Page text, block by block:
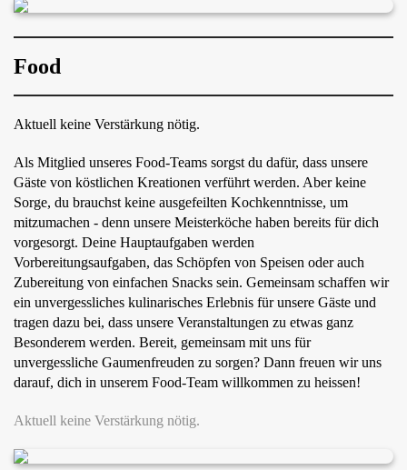
Food
Aktuell keine Verstärkung nötig.
Als Mitglied unseres Food-Teams sorgst du dafür, dass unsere
Gäste von köstlichen Kreationen verführt werden. Aber keine
Sorge, du brauchst keine ausgefeilten Kochkenntnisse, um
mitzumachen - denn unsere Meisterköche haben bereits für dich
vorgesorgt. Deine Hauptaufgaben werden
Vorbereitungsaufgaben, das Schöpfen von Speisen oder auch
Zubereitung von einfachen Snacks sein. Gemeinsam schaffen wir
ein unvergessliches kulinarisches Erlebnis für unsere Gäste und
tragen dazu bei, dass unsere Veranstaltungen zu etwas ganz
Besonderem werden. Bereit, gemeinsam mit uns für
unvergessliche Gaumenfreuden zu sorgen? Dann freuen wir uns
darauf, dich in unserem Food-Team willkommen zu heissen!
Aktuell keine Verstärkung nötig.